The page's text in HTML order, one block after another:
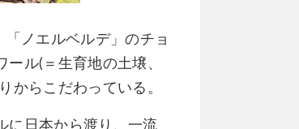
ノエルベルデ」のチョ
ル(＝生育地の土壌、
からこだわっている。
に日本から渡り、一流